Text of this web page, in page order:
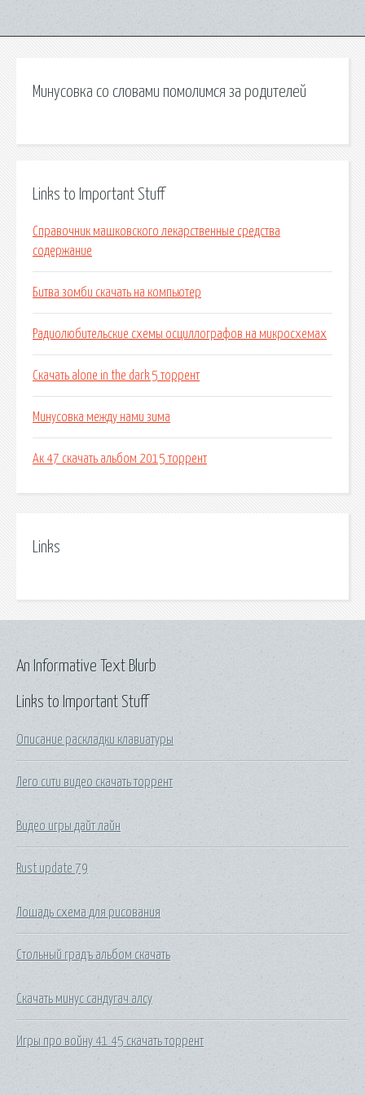
Минусовка со словами помолимся за родителей
Links to Important Stuff
Справочник машковского лекарственные средства
содержание
Битва зомби скачать на компьютер
Радиолюбительские схемы осциллографов на микросхемах
Скачать alone in the dark 5 торрент
Минусовка между нами зима
Ак 47 скачать альбом 2015 торрент
Links
Links to Important Stuff
Описание раскладки клавиатуры
Лего сити видео скачать торрент
Видео игры дайт лайн
Rust update 79
Лошадь схема для рисования
Стольный градъ альбом скачать
Скачать минус сандугач алсу
Игры про войну 41 45 скачать торрент
An Informative Text Blurb